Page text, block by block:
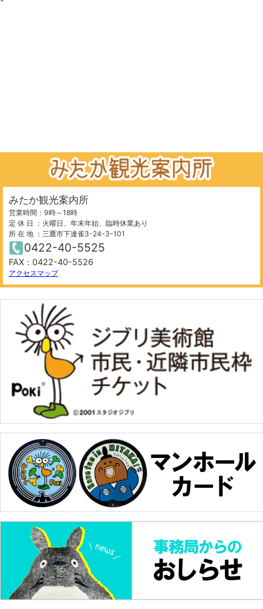
みたか観光案内所
営業時間：9時～18時
定 休 日 ：火曜日、年末年始、臨時休業あり
所 在 地 ：三鷹市下連雀3-24-3-101
0422-40-5525
FAX：0422-40-5526
アクセスマップ